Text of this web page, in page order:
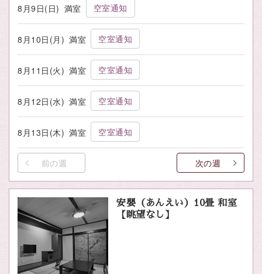
8月9日(日) 満室 空室通知
8月10日(月) 満室 空室通知
8月11日(火) 満室 空室通知
8月12日(水) 満室 空室通知
8月13日(木) 満室 空室通知
前の週 次の週
安嬰（あんえい）10畳 和室
【眺望なし】